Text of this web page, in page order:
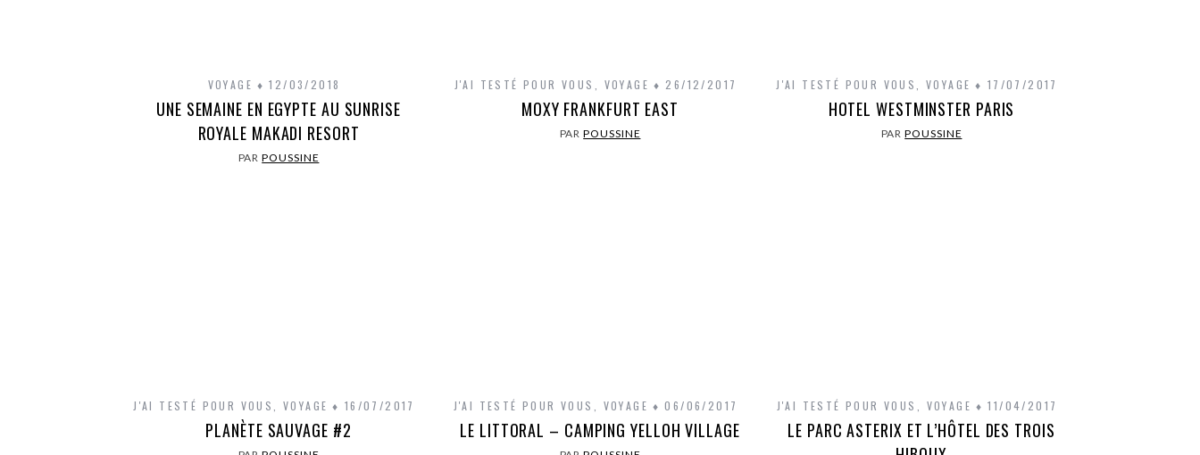
VOYAGE 12/03/2018
UNE SEMAINE EN EGYPTE AU SUNRISE
ROYALE MAKADI RESORT
PARPOUSSINE
J'AI TESTÉ POUR VOUS VOYAGE 26/12/2017
MOXY FRANKFURT EAST
PARPOUSSINE
J'AI TESTÉ POUR VOUS VOYAGE 17/07/2017
HOTEL WESTMINSTER PARIS
PARPOUSSINE
J'AI TESTÉ POUR VOUS VOYAGE 16/07/2017
PLANÈTE SAUVAGE #2
J'AI TESTÉ POUR VOUS VOYAGE 06/06/2017
LE LITTORAL – CAMPING YELLOH VILLAGE
J'AI TESTÉ POUR VOUS VOYAGE 11/04/2017
LE PARC ASTERIX ET L’HÔTEL DES TROIS